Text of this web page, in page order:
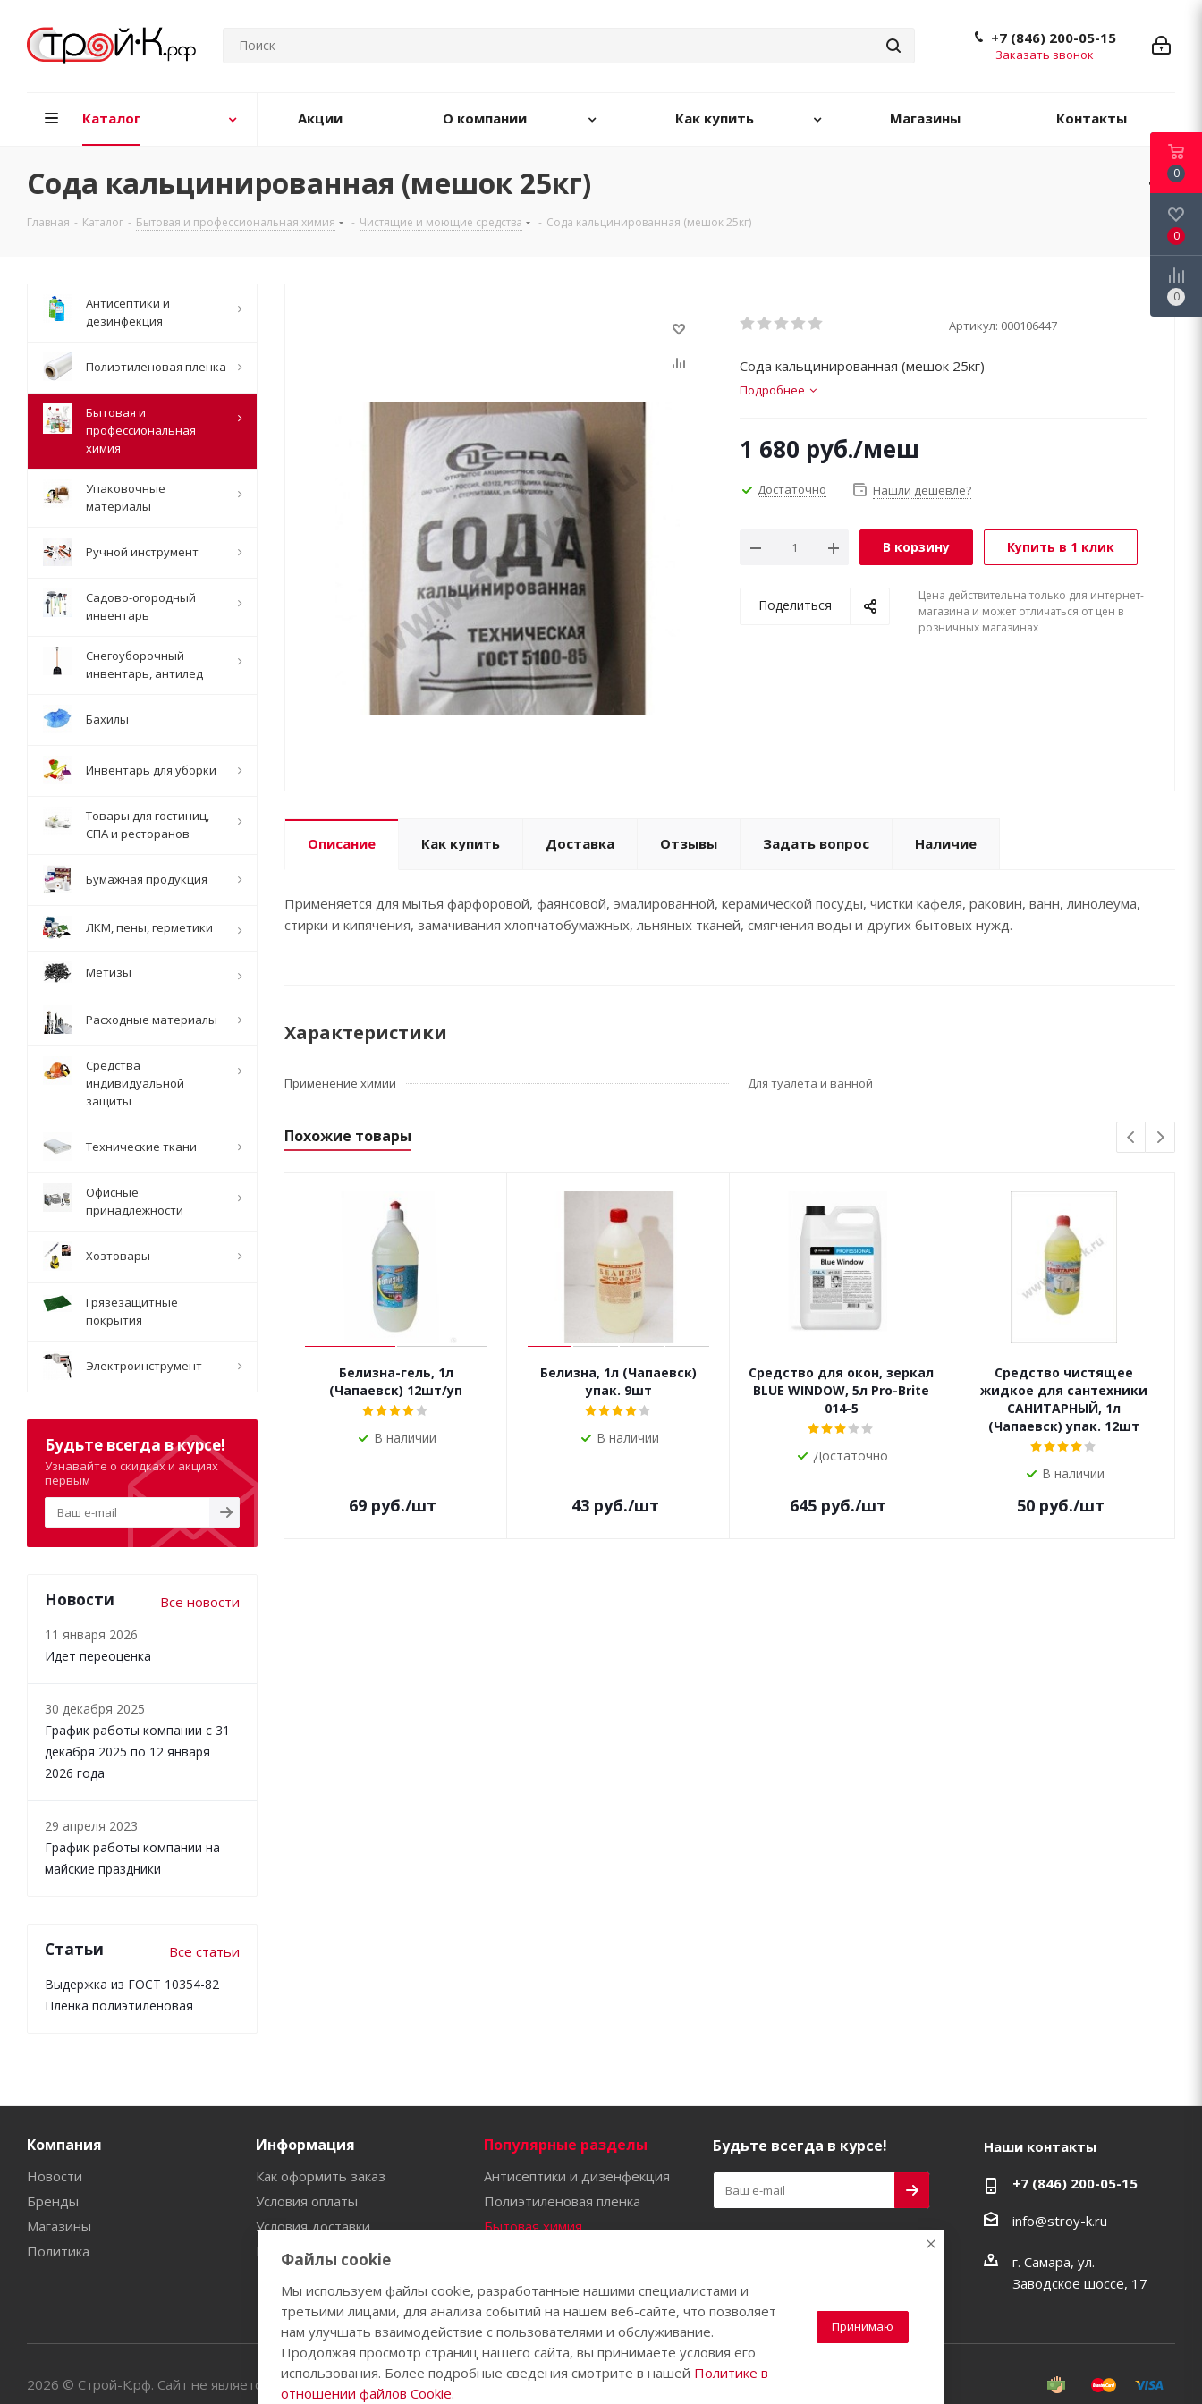
+7 (846) 200-05-15
Заказать звонок
Каталог Акции О компании Как купить Магазины Контакты
Сода кальцинированная (мешок 25кг)
Главная - Каталог - Бытовая и профессиональная химия - Чистящие и моющие средства - Сода кальцинированная (мешок 25кг)
Артикул: 000106447
Сода кальцинированная (мешок 25кг)
Подробнее
1 680 руб./меш
Достаточно Нашли дешевле?
В корзину Купить в 1 клик
Поделиться
Цена действительна только для интернет-
магазина и может отличаться от цен в
розничных магазинах
Описание Как купить Доставка Отзывы Задать вопрос Наличие
Применяется для мытья фарфоровой, фаянсовой, эмалированной, керамической посуды, чистки кафеля, раковин, ванн, линолеума,
стирки и кипячения, замачивания хлопчатобумажных, льняных тканей, смягчения воды и других бытовых нужд.
Характеристики
Применение химии Для туалета и ванной
Похожие товары
Белизна-гель, 1л
(Чапаевск) 12шт/уп
В наличии
69 руб./шт
Белизна, 1л (Чапаевск)
упак. 9шт
В наличии
43 руб./шт
Средство для окон, зеркал
BLUE WINDOW, 5л Pro-Brite
014-5
Достаточно
645 руб./шт
Средство чистящее
жидкое для сантехники
САНИТАРНЫЙ, 1л
(Чапаевск) упак. 12шт
В наличии
50 руб./шт
Антисептики и
дезинфекция
Полиэтиленовая пленка
Бытовая и
профессиональная
химия
Упаковочные
материалы
Ручной инструмент
Садово-огородный
инвентарь
Снегоуборочный
инвентарь, антилед
Бахилы
Инвентарь для уборки
Товары для гостиниц,
СПА и ресторанов
Бумажная продукция
ЛКМ, пены, герметики
Метизы
Расходные материалы
Средства
индивидуальной
защиты
Технические ткани
Офисные
принадлежности
Хозтовары
Грязезащитные
покрытия
Электроинструмент
Будьте всегда в курсе!
Узнавайте о скидках и акциях
первым
Новости Все новости
11 января 2026
Идет переоценка
30 декабря 2025
График работы компании с 31
декабря 2025 по 12 января
2026 года
29 апреля 2023
График работы компании на
майские праздники
Статьи Все статьи
Выдержка из ГОСТ 10354-82
Пленка полиэтиленовая
Компания
Новости
Бренды
Магазины
Политика
Информация
Как оформить заказ
Условия оплаты
Условия доставки
Гарантия на товар
Популярные разделы
Антисептики и дизенфекция
Полиэтиленовая пленка
Бытовая химия
Бахилы
Будьте всегда в курсе! Наши контакты
+7 (846) 200-05-15
info@stroy-k.ru
г. Самара, ул.
Заводское шоссе, 17
2026 © Строй-К.рф. Сайт не является публичной офертой.
0
0
0
Файлы cookie
Мы используем файлы cookie, разработанные нашими специалистами и
третьими лицами, для анализа событий на нашем веб-сайте, что позволяет
нам улучшать взаимодействие с пользователями и обслуживание.
Продолжая просмотр страниц нашего сайта, вы принимаете условия его
использования. Более подробные сведения смотрите в нашей Политике в
отношении файлов Cookie.
Принимаю